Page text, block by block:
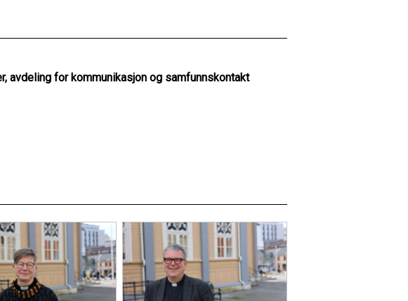
avdeling for kommunikasjon og samfunnskontakt